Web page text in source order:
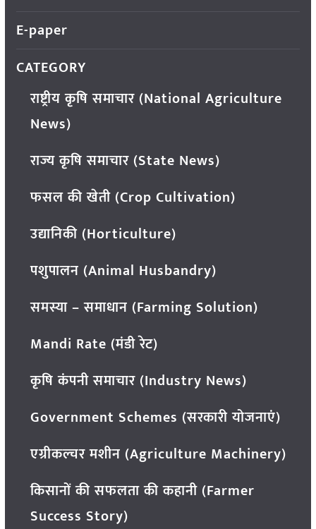
E-paper
CATEGORY
राष्ट्रीय कृषि समाचार (National Agriculture
News)
राज्य कृषि समाचार (State News)
फसल की खेती (Crop Cultivation)
उद्यानिकी (Horticulture)
पशुपालन (Animal Husbandry)
समस्या – समाधान (Farming Solution)
Mandi Rate (मंडी रेट)
कृषि कंपनी समाचार (Industry News)
Government Schemes (सरकारी योजनाएं)
एग्रीकल्चर मशीन (Agriculture Machinery)
किसानों की सफलता की कहानी (Farmer
Success Story)